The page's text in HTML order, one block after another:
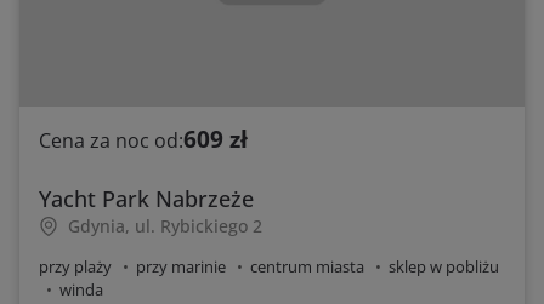
Cena za noc od:609 zł
Yacht Park Nabrzeże
Gdynia, ul. Rybickiego 2
przy plaży przy marinie centrum miasta
sklep w pobliżu
winda